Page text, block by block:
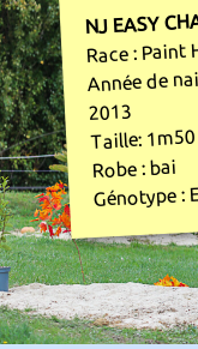
Elevage
En vente
Contact
COMPETITION
0
NJ EASY
Race : Paint
Année de
2013
Taille: 1m50
Robe : bai
Génotype :